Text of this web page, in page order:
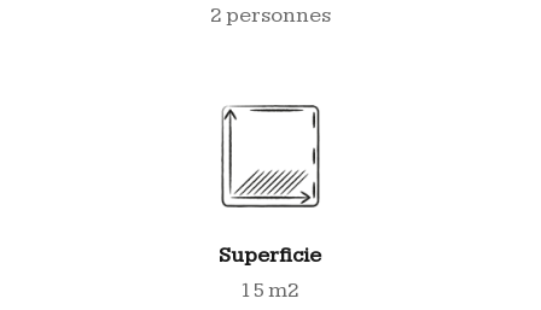
2 personnes
Superficie
15 m2